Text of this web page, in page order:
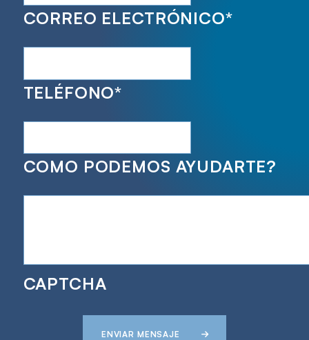
CORREO ELECTRÓNICO*
TELÉFONO*
COMO PODEMOS AYUDARTE?
CAPTCHA
ENVIAR MENSAJE